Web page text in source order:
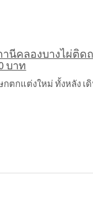
านีคลองบางไผ่ติ
บาท
กแต่งใหม่ ทั้งหลัง เ